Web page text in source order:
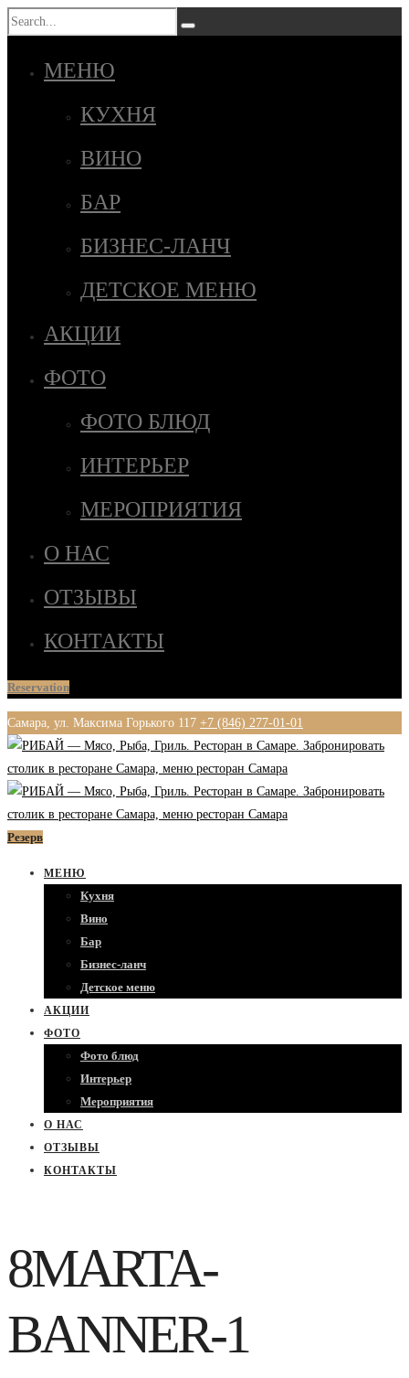
МЕНЮ
КУХНЯ
ВИНО
БАР
БИЗНЕС-ЛАНЧ
ДЕТСКОЕ МЕНЮ
АКЦИИ
ФОТО
ФОТО БЛЮД
ИНТЕРЬЕР
МЕРОПРИЯТИЯ
О НАС
ОТЗЫВЫ
КОНТАКТЫ
Reservation
Самара, ул. Максима Горького 117 +7 (846) 277-01-01
Резерв
МЕНЮ
Кухня
Вино
Бар
Бизнес-ланч
Детское меню
АКЦИИ
ФОТО
Фото блюд
Интерьер
Мероприятия
О НАС
ОТЗЫВЫ
КОНТАКТЫ
8MARTA-
BANNER-1